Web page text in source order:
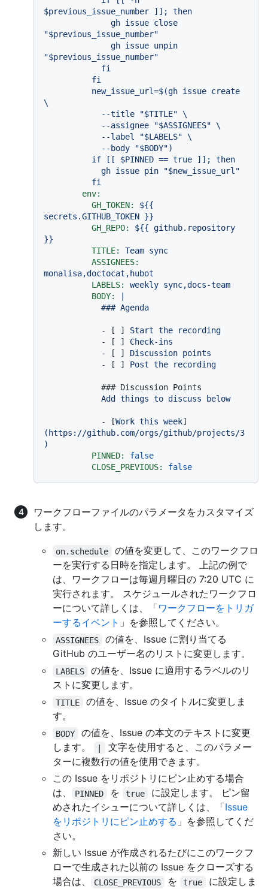
$previous_issue_number ]]; then
"$previous_issue_number"
"$previous_issue_number"
\
env:
GH_TOKEN:
${{
secrets.GITHUB_TOKEN }}
GH_REPO:
${{ github.repository
}}
TITLE:
Team sync
ASSIGNEES:
monalisa,doctocat,hubot
LABELS:
weekly sync,docs-team
BODY:
- [ ] Start the
recording
-
[ ] Check-ins
-
[ ] Discussion points
-
[ ] Post the recording
### Discussion Points
Add
things to discuss below
- [Work this week]
(https://github.com/orgs/github/projects/3
)
PINNED:
false
CLOSE_PREVIOUS:
false
ワークフローファイルのパラメータをカスタマイズ
します。
on.schedule
の値を変更して、このワークフロ
ーを実行する日時を指定します。 上記の例で
は、ワークフローは毎週月曜日の 7:20 UTC に
実行されます。 スケジュールされたワークフロ
ーについて詳しくは、「ワークフローをトリガ
ーするイベント 」を参照してください。
ASSIGNEES
の値を、Issue に割り当てる
GitHub のユーザー名のリストに変更します。
LABELS
の値を、Issue に適用するラベルのリ
ストに変更します。
TITLE
の値を、Issue のタイトルに変更しま
す。
BODY
の値を、Issue の本文のテキストに変更
します。
|
文字を使用すると、このパラメー
ターに複数行の値を使用できます。
この Issue をリポジトリにピン止めする場合
は、
PINNED を true
に設定します。 ピン留
めされたイシューについて詳しくは、「Issue
をリポジトリにピン止めする 」を参照してくだ
さい。
新しい Issue が作成されるたびにこのワークフ
ローで生成された以前の Issue をクローズする
場合は、
CLOSE_PREVIOUS を true
に設定しま